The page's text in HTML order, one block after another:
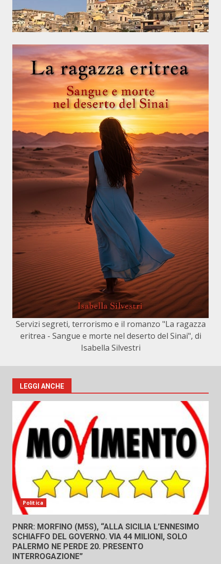
Servizi segreti, terrorismo e il romanzo "La ragazza
eritrea - Sangue e morte nel deserto del Sinai", di
Isabella Silvestri
LEGGI ANCHE
Politica
PNRR: MORFINO (M5S), “ALLA SICILIA L’ENNESIMO
SCHIAFFO DEL GOVERNO. VIA 44 MILIONI, SOLO
PALERMO NE PERDE 20. PRESENTO
INTERROGAZIONE”